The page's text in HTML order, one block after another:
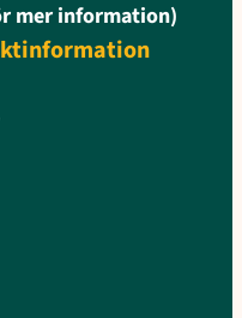
mer information)